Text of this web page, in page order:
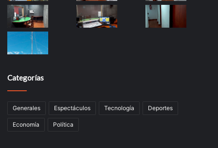
Categorías
Generales Espectáculos Tecnología Deportes
Economía Política